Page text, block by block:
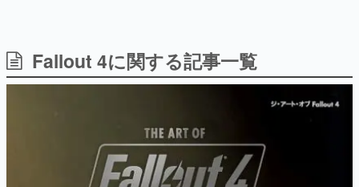
日本のコンテンツ産業やカルチャーに与えた影響を探る企
画です。
日本のモバイルゲーム史における主要なトピック・タイト
解説を掲載。約20年の歴史が一望できる決定版！
若ゲのいたり〜ゲームクリエイターの青春〜
『うつヌケ』『ペンと箸』等で知られるマンガ家・田中圭
Fallout 4に関する記事一覧